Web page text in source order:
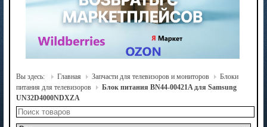
Вы здесь: Главная Запчасти для телевизоров и мониторов
Блоки
питания для телевизоров
Блок питания BN44-00421A для Samsung
UN32D4000NDXZA